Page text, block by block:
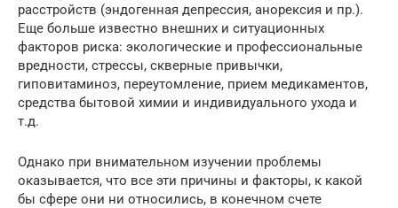
расстройств (эндогенная депрессия, анорексия и пр.).
Еще больше известно внешних и ситуационных
факторов риска: экологические и профессиональные
вредности, стрессы, скверные привычки,
гиповитаминоз, переутомление, прием медикаментов,
средства бытовой химии и индивидуального ухода и
т.д.
Однако при внимательном изучении проблемы
оказывается, что все эти причины и факторы, к какой
бы сфере они ни относились, в конечном счете